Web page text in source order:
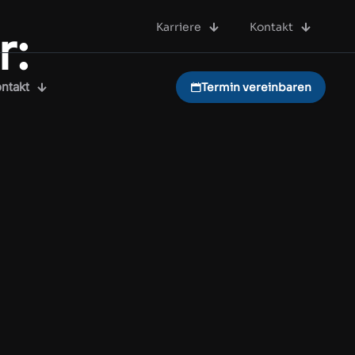
Karriere Kontakt
Termin vereinbaren